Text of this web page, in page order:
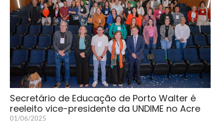
Secretário de Educação de Porto Walter é
reeleito vice-presidente da UNDIME no Acre
01/06/2025